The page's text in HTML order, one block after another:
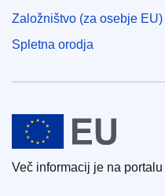
Založništvo (za osebje EU)
Spletna orodja
Evropska unija
Več informacij je na portalu